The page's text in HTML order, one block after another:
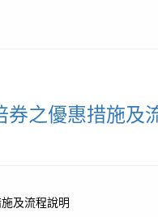
之優惠措施及
及流程說明